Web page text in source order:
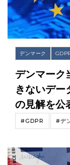
デンマーク
デンマー
きないデー
の見解を公
#GDPR #デ